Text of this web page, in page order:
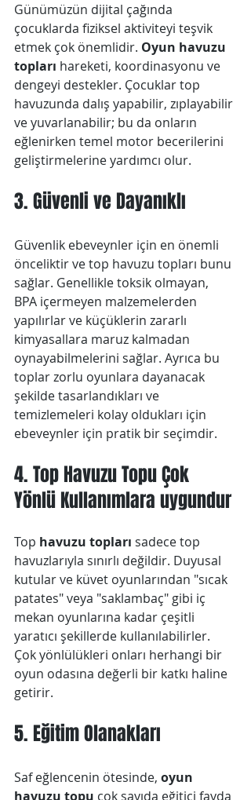
Günümüzün dijital çağında
çocuklarda fiziksel aktiviteyi teşvik
etmek çok önemlidir. Oyun havuzu
topları hareketi, koordinasyonu ve
dengeyi destekler. Çocuklar top
havuzunda dalış yapabilir, zıplayabilir
ve yuvarlanabilir; bu da onların
eğlenirken temel motor becerilerini
geliştirmelerine yardımcı olur.
3. Güvenli ve Dayanıklı
Güvenlik ebeveynler için en önemli
önceliktir ve top havuzu topları bunu
sağlar. Genellikle toksik olmayan,
BPA içermeyen malzemelerden
yapılırlar ve küçüklerin zararlı
kimyasallara maruz kalmadan
oynayabilmelerini sağlar. Ayrıca bu
toplar zorlu oyunlara dayanacak
şekilde tasarlandıkları ve
temizlemeleri kolay oldukları için
ebeveynler için pratik bir seçimdir.
4. Top Havuzu Topu Çok
Yönlü Kullanımlara uygundur
Top havuzu topları sadece top
havuzlarıyla sınırlı değildir. Duyusal
kutular ve küvet oyunlarından "sıcak
patates" veya "saklambaç" gibi iç
mekan oyunlarına kadar çeşitli
yaratıcı şekillerde kullanılabilirler.
Çok yönlülükleri onları herhangi bir
oyun odasına değerli bir katkı haline
getirir.
5. Eğitim Olanakları
Saf eğlencenin ötesinde, oyun
havuzu topu çok sayıda eğitici fayda